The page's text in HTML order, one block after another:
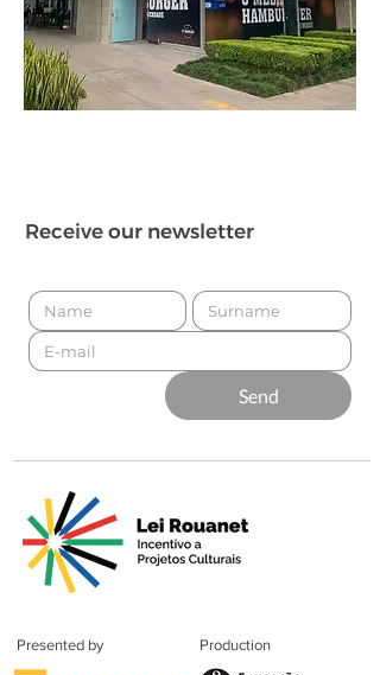
Receive our newsletter
Send
Presented by Production